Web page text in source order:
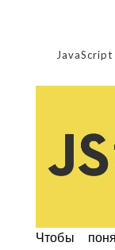
JavaScript
Чтобы